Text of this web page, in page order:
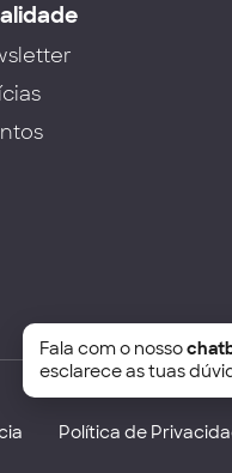
Política de
Fala com o nosso
esclarece as tuas